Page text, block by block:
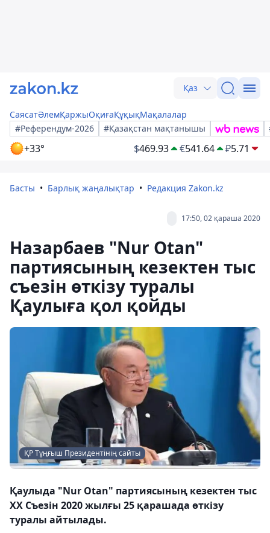
Қаз
СаясатӘлемҚаржыОқиғаҚұқықМақалалар
#Референдум-2026
#Қазақстан мақтанышы
+33° $469.93 €541.64 ₽5.71
Басты Барлық жаңалықтар Редакция Zakon.kz
17:50, 02 қараша 2020
Назарбаев "Nur Otan"
партиясының кезектен тыс
съезін өткізу туралы
Қаулыға қол қойды
ҚР Тұңғыш Президентінің сайты
Қаулыда "Nur Otan" партиясының кезектен тыс
XX Съезін 2020 жылғы 25 қарашада өткізу
туралы айтылады.